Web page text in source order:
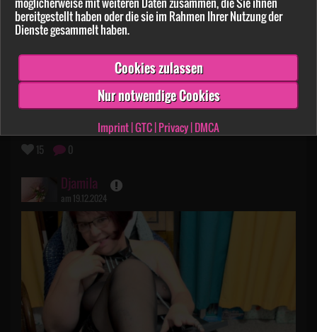
bereitgestellt haben oder die sie im Rahmen Ihrer Nutzung der
Dienste gesammelt haben.
Cookies zulassen
Nur notwendige Cookies
Imprint|GTC|Privacy|DMCA
auf in den FREUtag! - und denk dran: zur not HIER
klicken und entspannen...
15 0
Djamila
am 19.12.2024